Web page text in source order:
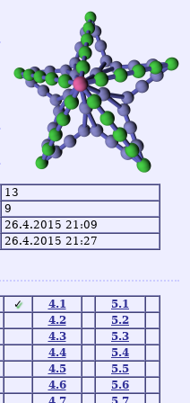
13
9
26.4.2015 21:09
26.4.2015 21:27
✓ 4.1
5.1
4.2
5.2
4.3
5.3
4.4
5.4
4.5
5.5
4.6
5.6